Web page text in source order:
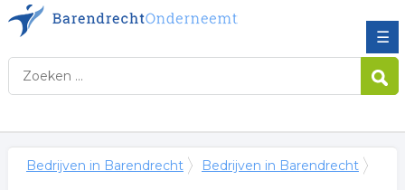
☰
Bedrijven in Barendrecht Bedrijven in Barendrecht